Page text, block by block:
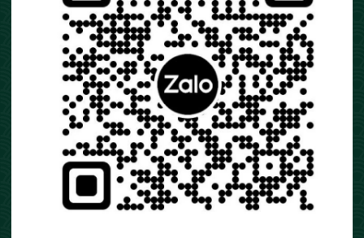
nhà, phòng khách hoặc phòng làm việc. Đặc
biệt, bức tranh cực kỳ thích hợp sử dụng làm
quà tặng cao cấp dành tặng bạn bè nước
ngoài, quà tặng sự kiện doanh nghiệp, đại hội,
đại biểu cao cấp. Hay dành tặng bạn bè,
người thân nhân các dịp đặc biệt.